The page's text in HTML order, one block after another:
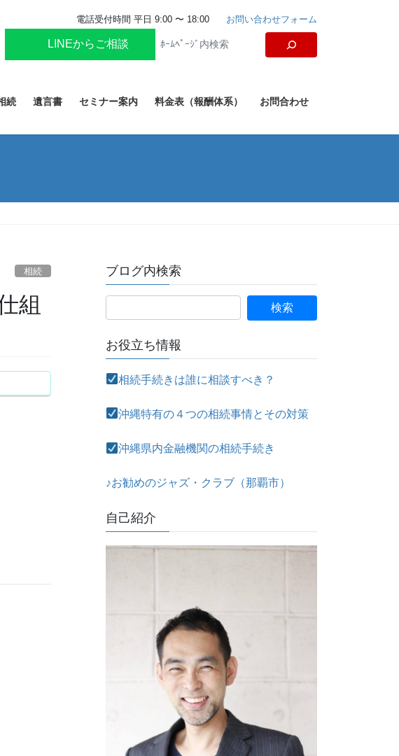
電話受付時間 平日 9:00 〜 18:00 お問い合わせフォーム
LINEからご相談
続 遺言書 セミナー案内 料金表（報酬体系） お問合わせ
相続
組
ブログ内検索
お役立ち情報
相続手続きは誰に相談すべき？
沖縄特有の４つの相続事情とその対策
沖縄県内金融機関の相続手続き
♪お勧めのジャズ・クラブ（那覇市）
自己紹介